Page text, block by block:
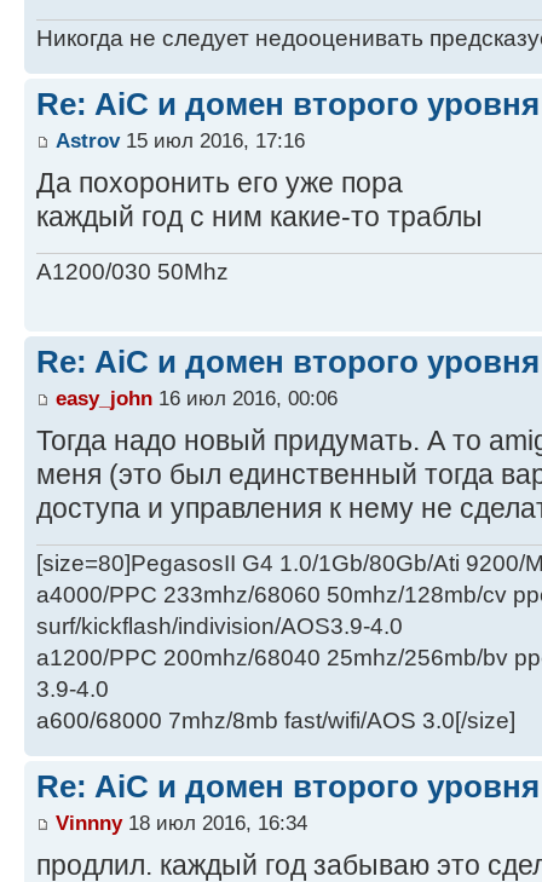
Никогда не следует недооценивать
Re: AiC и домен второго уровня
Astrov15 июл 2016, 17:16
Да похоронить его уже пора
каждый год с ним какие-то траблы
A1200/030 50Mhz
Re: AiC и домен второго уровня
easy_john 16 июл 2016, 00:06
Тогда надо новый придумать. А то
меня (это был единственный тогда
доступа и управления к нему не
[size=80]PegasosII G4 1.0/1Gb/80Gb/Ati 9200/
a4000/PPC 233mhz/68060 50mhz/128mb/cv
surf/kickflash/indivision/AOS3.9-4.0
a1200/PPC 200mhz/68040 25mhz/256mb/bv
3.9-4.0
a600/68000 7mhz/8mb fast/wifi/AOS 3.0[/size]
Re: AiC и домен второго уровня
Vinnny18 июл 2016, 16:34
продлил. каждый год забываю это